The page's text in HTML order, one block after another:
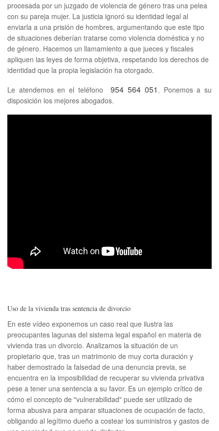
procesada por un juzgado de violencia de género tras una pelea
con su pareja mujer. La justicia ignoró su identidad legal al
enviarla a una prisión de hombres, argumentando que este tipo
de situaciones deberían tratarse como violencia doméstica y no
de género. Hacemos un llamamiento a que jueces y fiscales
apliquen las leyes de forma objetiva, respetando los derechos de
identidad que la propia legislación ha otorgado.
Le atendemos en el teléfono954 564 051 . Ponemos a su
disposición los mejores abogados.
Uso de la vivienda tras sentencia de divorcio
En este vídeo exponemos un caso real que ilustra las
preocupantes lagunas del sistema legal español en materia de
vivienda tras un divorcio. Analizamos la situación de un
propietario que, tras un matrimonio de muy corta duración y
haber demostrado la falsedad de una denuncia previa, se
encuentra en la imposibilidad de recuperar su vivienda privativa
pese a tener una sentencia a su favor. Es un ejemplo crítico de
cómo el concepto de "vulnerabilidad" puede ser utilizado de
forma abusiva para amparar situaciones de ocupación de facto,
obligando al legítimo dueño a costear los suministros y gastos de